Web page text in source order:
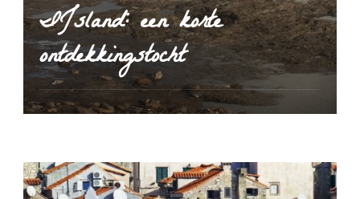
IJsland: een korte
ontdekkingstocht